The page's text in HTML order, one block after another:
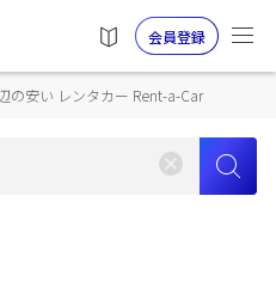
会員登録
の安い レンタカー Rent-a-Car